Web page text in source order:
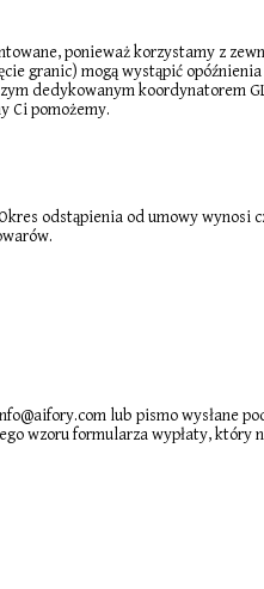
ponieważ korzystamy z
granic) mogą wystąpić
dedykowanym koordynatorem
Ci pomożemy.
odstąpienia od umowy
lub pismo wysłane
wzoru formularza wypłaty, który